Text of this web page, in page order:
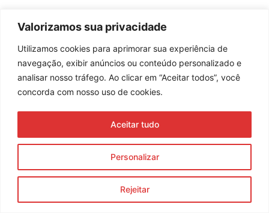
Valorizamos sua privacidade
Utilizamos cookies para aprimorar sua experiência de
navegação, exibir anúncios ou conteúdo personalizado e
analisar nosso tráfego. Ao clicar em “Aceitar todos”, você
concorda com nosso uso de cookies.
Personalizar
Rejeitar
Aceitar tudo
Assine nossa newsletter
Enviar
© 2023 Morente Forte. Todos os direitos reservados
Política de Privacidade e Termos de Uso